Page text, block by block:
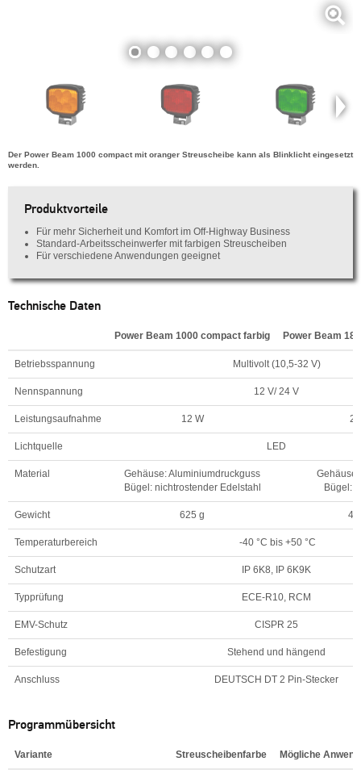
Der Power Beam 1000 compact mit oranger Streuscheibe kann als Blinklicht eingesetzt
werden.
Produktvorteile
Für mehr Sicherheit und Komfort im Off-Highway Business
Standard-Arbeitsscheinwerfer mit farbigen Streuscheiben
Für verschiedene Anwendungen geeignet
Technische Daten
Power Beam 1000 compact farbig Power Beam
Betriebsspannung Multivolt (10,5-32 V)
Nennspannung 12 V/ 24 V
Leistungsaufnahme 12 W
Lichtquelle LED
Material
Gehäuse: Aluminiumdruckguss
Bügel: nichtrostender Edelstahl
Bügel:
Gewicht 625 g
Temperaturbereich -40 °C bis +50 °C
Schutzart IP 6K8, IP 6K9K
Typprüfung ECE-R10, RCM
EMV-Schutz CISPR 25
Befestigung Stehend und hängend
Anschluss DEUTSCH DT 2 Pin-Stecker
Programmübersicht
Variante Streuscheibenfarbe Mögliche